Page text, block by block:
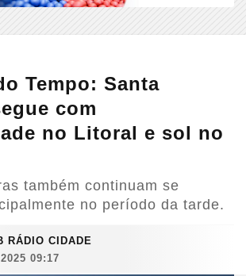
Tempo: Santa
com
no Litoral e sol no
também continuam se
no período da tarde.
RÁDIO CIDADE
09:17